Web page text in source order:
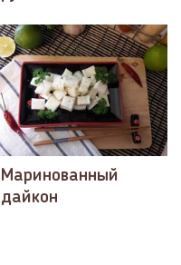
Маринованный
дайкон